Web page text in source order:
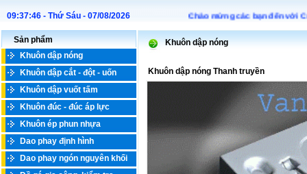
09:37:46 - Thứ Sáu - 07/08/2026 Chào mừng các bạn đến với
Sản phẩm
Khuôn dập nóng
Khuôn dập cắt - đột - uốn
Khuôn dập vuốt tấm
Khuôn đúc - đúc áp lực
Khuôn ép phun nhựa
Dao phay định hình
Dao phay ngón nguyên khối
Khuôn dập nóng
Khuôn dập nóng Thanh truyền